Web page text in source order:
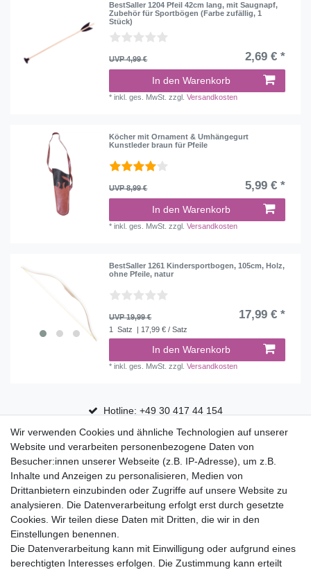
BestSaller 1204 Pfeil 42cm lang, mit Saugnapf,
Zubehör für Sportbögen (Farbe zufällig, 1
Stück)
UVP 4,99 € 2,69 € *
In den Warenkorb
*inkl. ges. MwSt. zzgl.Versandkosten
Köcher mit Ornament & Umhängegurt
Kunstleder braun für Pfeile
UVP 8,99 € 5,99 € *
In den Warenkorb
*inkl. ges. MwSt. zzgl.Versandkosten
BestSaller 1261 Kindersportbogen, 105cm, Holz,
ohne Pfeile, natur
UVP 19,99 € 17,99 € *
1 Satz | 17,99 € / Satz
In den Warenkorb
*inkl. ges. MwSt. zzgl.Versandkosten
Hotline: +49 30 417 44 154
30 Tage Rückgaberecht
Versandfrei ab 75 € in Deutschland
Top Marken
Eduplay
Folia Bringmann
Shop
Wir verwenden Cookies und ähnliche Technologien auf unserer
Website und verarbeiten personenbezogene Daten von
Besucher:innen unserer Webseite (z.B. IP-Adresse), um z.B.
Inhalte und Anzeigen zu personalisieren, Medien von
Drittanbietern einzubinden oder Zugriffe auf unsere Website zu
analysieren. Die Datenverarbeitung erfolgt erst durch gesetzte
Cookies. Wir teilen diese Daten mit Dritten, die wir in den
Einstellungen benennen.
Die Datenverarbeitung kann mit Einwilligung oder aufgrund eines
berechtigten Interesses erfolgen. Die Zustimmung kann erteilt